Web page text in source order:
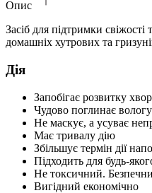
Опис
Засіб для підтримки
домашніх хутрових та
Дія
Запобігає розвитку
Чудово поглинає вологу
Не маскує, а усуває
Має тривалу дію
Збільшує термін дії
Підходить для будь-
Не токсичний.
Вигідний економічно